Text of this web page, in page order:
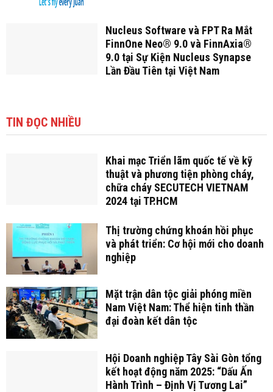
Nucleus Software và FPT Ra Mắt
FinnOne Neo® 9.0 và FinnAxia®
9.0 tại Sự Kiện Nucleus Synapse
Lần Đầu Tiên tại Việt Nam
TIN ĐỌC NHIỀU
Khai mạc Triển lãm quốc tế về kỹ
thuật và phương tiện phòng cháy,
chữa cháy SECUTECH VIETNAM
2024 tại TP.HCM
Thị trường chứng khoán hồi phục
và phát triển: Cơ hội mới cho doanh
nghiệp
Mặt trận dân tộc giải phóng miền
Nam Việt Nam: Thể hiện tinh thần
đại đoàn kết dân tộc
Hội Doanh nghiệp Tây Sài Gòn tổng
kết hoạt động năm 2025: “Dấu Ấn
Hành Trình – Định Vị Tương Lai”